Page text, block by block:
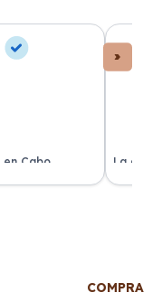
Cabo
y sin
La
de
COMPRA